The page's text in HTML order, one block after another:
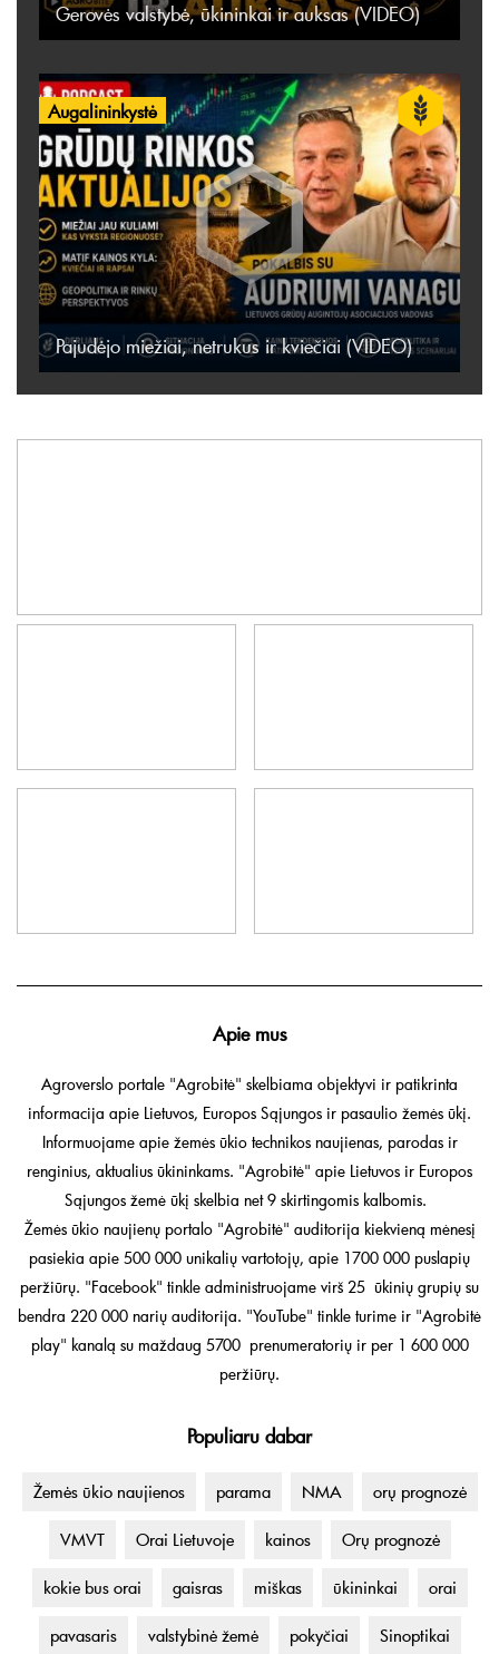
Gerovės valstybė, ūkininkai ir auksas (VIDEO)
Augalininkystė
Pajudėjo miežiai, netrukus ir kviečiai (VIDEO)
Apie mus
Agroverslo portale "Agrobitė" skelbiama objektyvi ir patikrinta
informacija apie Lietuvos, Europos Sąjungos ir pasaulio žemės ūkį.
Informuojame apie žemės ūkio technikos naujienas, parodas ir
renginius, aktualius ūkininkams. "Agrobitė" apie Lietuvos ir Europos
Sąjungos žemė ūkį skelbia net 9 skirtingomis kalbomis.
Žemės ūkio naujienų portalo "Agrobitė" auditorija kiekvieną mėnesį
pasiekia apie 500 000 unikalių vartotojų, apie 1700 000 puslapių
peržiūrų. "Facebook" tinkle administruojame virš 25 ūkinių grupių su
bendra 220 000 narių auditorija. "YouTube" tinkle turime ir "Agrobitė
play" kanalą su maždaug 5700 prenumeratorių ir per 1 600 000
peržiūrų.
Populiaru dabar
Žemės ūkio naujienos parama NMA orų prognozė
VMVT Orai Lietuvoje kainos Orų prognozė
kokie bus orai gaisras miškas ūkininkai orai
pavasaris valstybinė žemė pokyčiai Sinoptikai